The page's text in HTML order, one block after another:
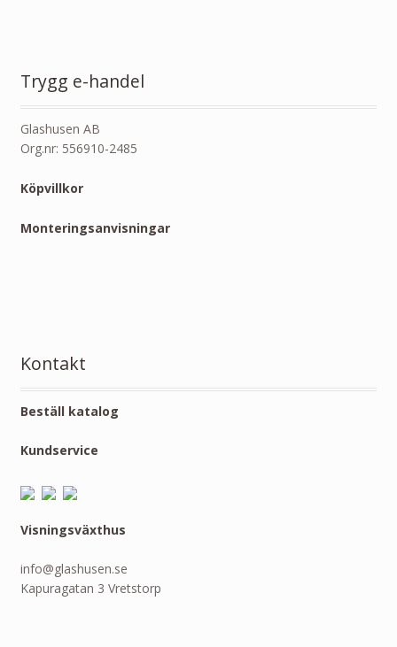
Trygg e-handel
Glashusen AB
Org.nr: 556910-2485
Köpvillkor
Monteringsanvisningar
Kontakt
Beställ katalog
Kundservice
Visningsväxthus
info@glashusen.se
Kapuragatan 3 Vretstorp